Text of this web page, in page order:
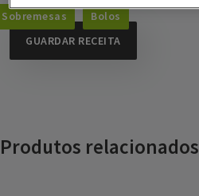
GUARDAR RECEITA
Sobremesas Bolos
Produtos relacionados